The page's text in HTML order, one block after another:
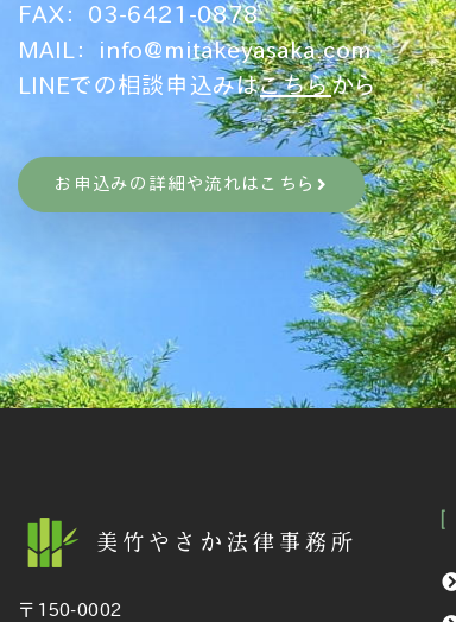
FAX：03-6421-0878
MAIL： info@mitakeyasaka.com
LINEでの相談申込みはこちらから
お申込みの詳細や流れはこちら
美竹やさか法律事務所
〒150-0002